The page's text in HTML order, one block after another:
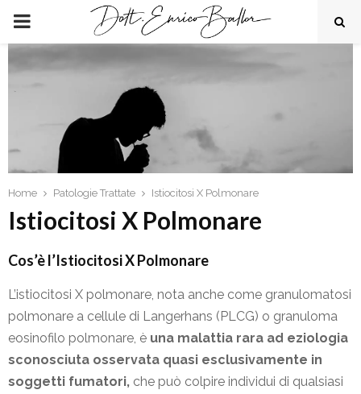
PRIMARY
MENU
Home Patologie Trattate Istiocitosi X Polmonare
Istiocitosi X Polmonare
Cos’è l’Istiocitosi X Polmonare
L’istiocitosi X polmonare, nota anche come granulomatosi
polmonare a cellule di Langerhans (PLCG) o granuloma
eosinofilo polmonare, è una malattia rara ad eziologia
sconosciuta osservata quasi esclusivamente in
soggetti fumatori, che può colpire individui di qualsiasi